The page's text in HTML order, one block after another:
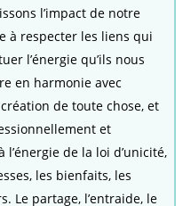
l’impact de notre
à respecter les liens qui
l’énergie qu’ils nous
en harmonie avec
de toute chose, et
et
de la loi d’unicité,
les bienfaits, les
Le partage, l’entraide, le